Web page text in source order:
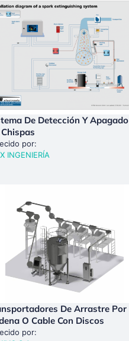
De Detección Y Apagado
Chispas
por:
INGENIERÍA
De Arrastre Por
O Cable Con Discos
por: